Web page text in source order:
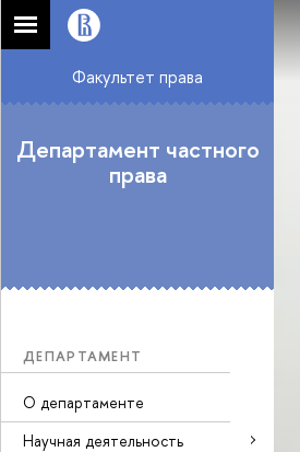
Факультет права
Департамент частного
права
ДЕПАРТАМЕНТ
О департаменте
Научная деятельность